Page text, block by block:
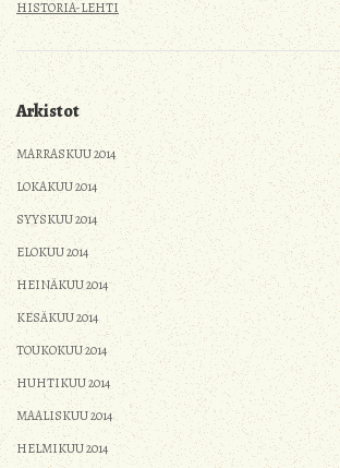
HISTORIA-LEHTI
Arkistot
MARRASKUU 2014
LOKAKUU 2014
SYYSKUU 2014
ELOKUU 2014
HEINÄKUU 2014
KESÄKUU 2014
TOUKOKUU 2014
HUHTIKUU 2014
MAALISKUU 2014
HELMIKUU 2014